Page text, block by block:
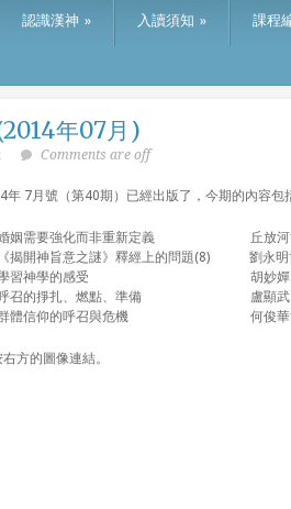
認識漢神 » 入讀須知 » 課程
年07月)
Comments are off
年 7月號（第40期）已經出版了，今期的內容包
婚姻需要強化而非重新定義 丘放河
《揭開神旨意之謎》釋經上的問題(8) 劉永明
：學習神學的感受 胡妙嬋
呼召的掙扎、燃點、準備 盧顯武
：群體信仰的呼召與危機 何俊華
方的圖像連結。